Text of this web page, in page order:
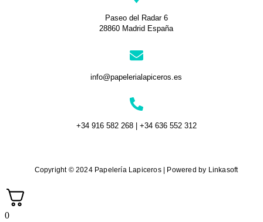
Paseo del Radar 6
28860 Madrid España
info@papelerialapiceros.es
+34 916 582 268 | +34 636 552 312
Copyright © 2024 Papelería Lapiceros | Powered by Linkasoft
0